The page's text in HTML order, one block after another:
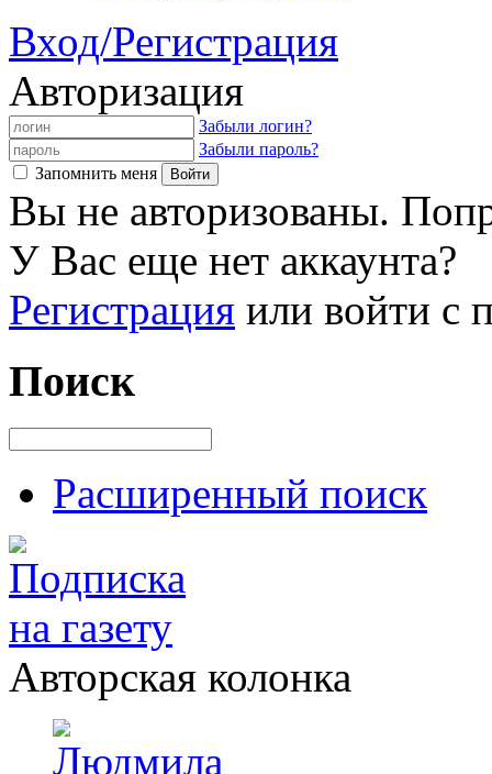
Вход/Регистрация
Авторизация
Забыли логин?
Забыли пароль?
Запомнить меня
Вы не авторизованы.
У Вас еще нет аккаунта?
Регистрация или войти с
Поиск
Расширенный поиск
Авторская колонка